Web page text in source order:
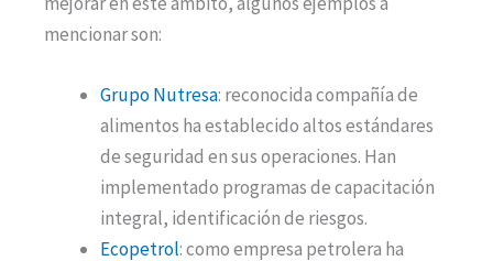
mencionar son:
Grupo Nutresa: reconocida compañía de
alimentos ha establecido altos estándares
de seguridad en sus operaciones. Han
implementado programas de capacitación
integral, identificación de riesgos.
Ecopetrol: como empresa petrolera ha